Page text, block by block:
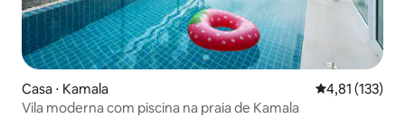
Casa ⋅ Kamala 4,81 de uma
4,81 (133)
Vila moderna com piscina na praia de Kamala